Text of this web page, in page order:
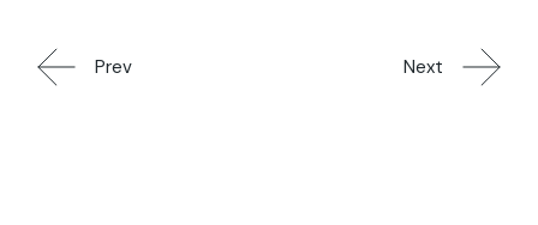
Prev Next